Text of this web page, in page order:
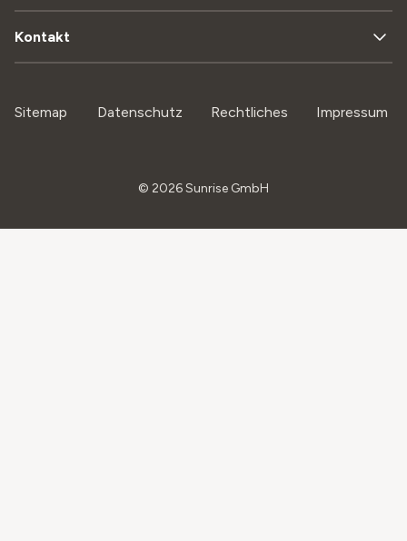
Kontakt
Sitemap Datenschutz Rechtliches Impressum
© 2026Sunrise GmbH